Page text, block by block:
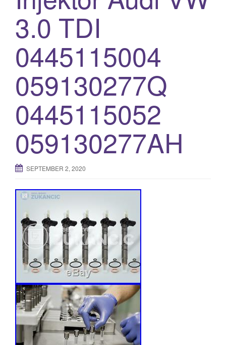
3.0 TDI
0445115004
059130277Q
0445115052
059130277AH
SEPTEMBER 2, 2020